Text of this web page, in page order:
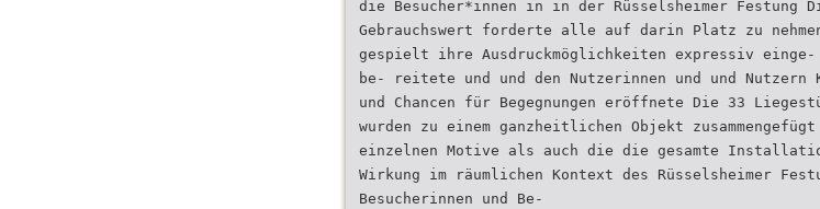
die Besucher*innen in in der Rüsselsheimer
Gebrauchswert forderte alle auf darin Platz zu
gespielt ihre Ausdruckmöglichkeiten expressiv einge-
be- reitete und und den Nutzerinnen und und Nutzern
und Chancen für Begegnungen eröffnete Die 33
wurden zu einem ganzheitlichen Objekt
einzelnen Motive als auch die die gesamte
Wirkung im räumlichen Kontext des Rüsselsheimer
Besucherinnen und Be-